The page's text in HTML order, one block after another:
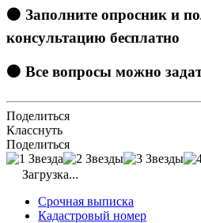
🟠 Заполните опросник и
консультацию бесплатно
🟠 Все вопросы можно
Поделиться
Класснуть
Поделиться
Загрузка...
Срочная выписка
Кадастровый номер